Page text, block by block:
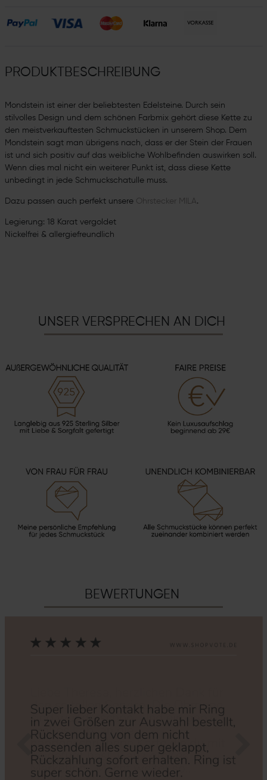
PRODUKTBESCHREIBUNG
Mondstein ist einer der beliebtesten Edelsteine. Durch sein
stilvolles Design und dem schönen Farbmix gehört diese Kette zu
den meistverkauftesten Schmuckstücken in unserem Shop. Dem
Mondstein sagt man übrigens nach, dass er der Stein der Frauen
ist und sich positiv auf das weibliche Wohlbefinden auswirken soll.
Wenn dies mal nicht ein weiterer Punkt ist, dass diese Kette
unbedingt in jede Schmuckschatulle muss.
Dazu passen auch perfekt unsere Ohrstecker MILA.
Legierung: 18 Karat vergoldet
Nickelfrei & allergiefreundlich
UNSER VERSPRECHEN AN DICH
BEWERTUNGEN
Zurück